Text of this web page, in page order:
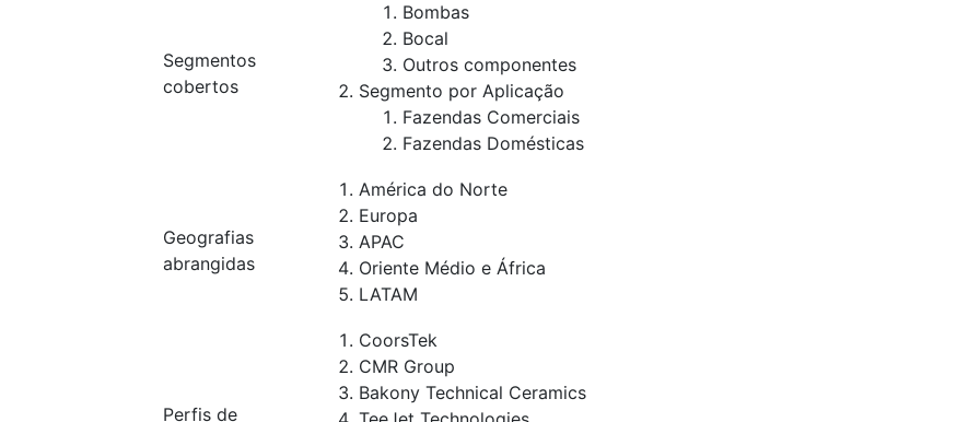
Segmentos
cobertos
Bombas
Bocal
Outros componentes
Segmento por Aplicação
Fazendas Comerciais
Fazendas Domésticas
Geografias
abrangidas
América do Norte
Europa
APAC
Oriente Médio e África
LATAM
Perfis de
CoorsTek
CMR Group
Bakony Technical Ceramics